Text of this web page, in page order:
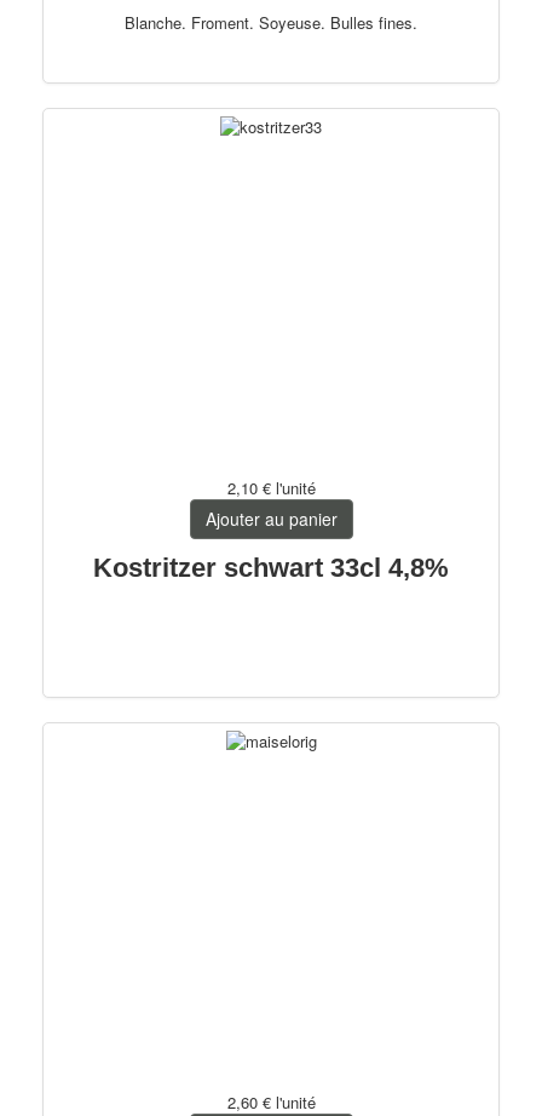
Blanche. Froment. Soyeuse. Bulles fines.
2,10 € l'unité
Ajouter au panier
Kostritzer schwart 33cl 4,8%
2,60 € l'unité